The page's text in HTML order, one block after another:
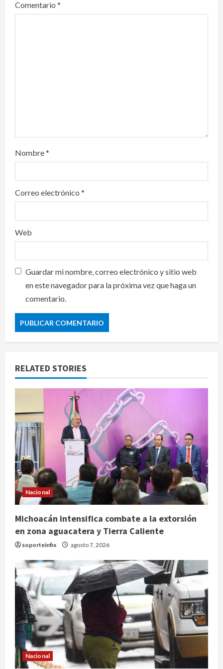
a
Comentario *
Nombre*
Correo electrónico *
Web
Guardar mi nombre, correo electrónico y sitio web
en este navegador para la próxima vez que haga un
comentario.
RELATED STORIES
Nacional
Michoacán intensifica combate a la extorsión
en zona aguacatera y Tierra Caliente
soporteinfix agosto 7, 2026
Nacional
México y Perú restablecen